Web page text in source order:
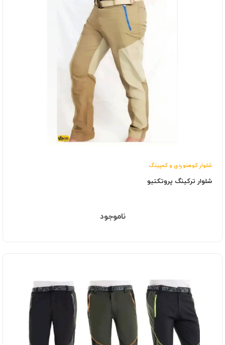
شلوار کوهنوردی و کمپینگ
شلوار ترکینگ پروتکتیو
ناموجود